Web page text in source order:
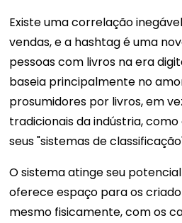
Existe uma correlação
vendas, e a hashtag é uma
pessoas com livros na era
baseia principalmente no
prosumidores por livros, em
tradicionais da indústria,
seus "sistemas de
O sistema atinge seu
oferece espaço para os
mesmo fisicamente, com os